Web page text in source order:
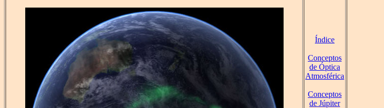
Índice
Conceptos
de Óptica
Atmosférica
Conceptos
de Júpiter